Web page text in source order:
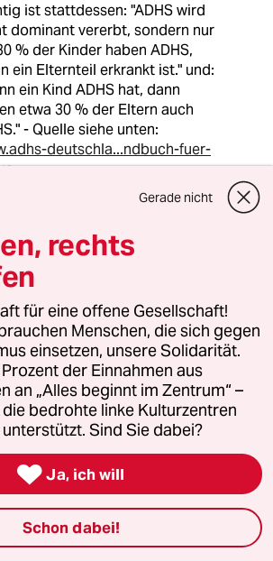
ist stattdessen: "ADHS wird
dominant vererbt, sondern nur
% der Kinder haben ADHS,
ein Elternteil erkrankt ist." und:
ein Kind ADHS hat, dann
etwa 30 % der Eltern auch
- Quelle siehe unten:
deutschla...ndbuch-fuer-
heißt: Beim Vorliegen von ADHS
Elternteil kommt es nicht
wird ja nicht dominant vererbt.
beträgt nur
Das ist zwar hoch, erlaubt aber
den Schluss dass bei
ADHS zwangsläufig ein
mit betroffen sein muss.
Gegenteil ist zu 70% der Fall.
Hypothese dass ADHS irgendwie
zu tun
könnte ist schon mehr als
Versuch Ihrerseits hier
kabarettistische Note unter zu
Gerade nicht
rechts
für eine offene Gesellschaft!
Menschen, die sich gegen
einsetzen, unsere Solidarität.
der Einnahmen aus
an „Alles beginnt im Zentrum“ –
bedrohte linke Kulturzentren
Sind Sie dabei?
 Ja, ich will
Schon dabei!